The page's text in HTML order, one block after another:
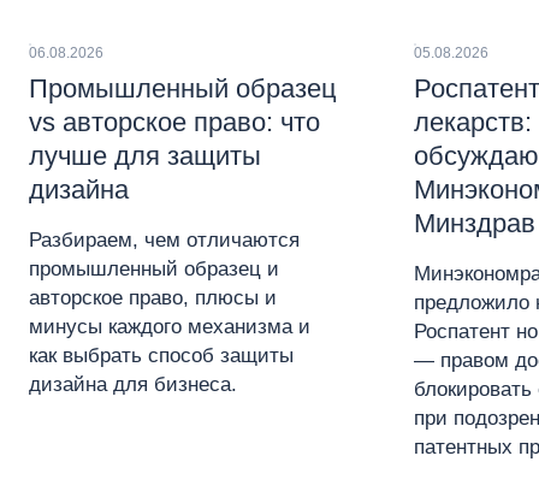
06.08.2026
Промышленный образец
vs авторское право: что
лучше для защиты
дизайна
Разбираем, чем отличаются
промышленный образец и
авторское право, плюсы и
минусы каждого механизма и
как выбрать способ защиты
дизайна для бизнеса.
05.08.2026
лекарств:
Минздрав
предложило
Роспатент
— правом
блокировать
при
патентных